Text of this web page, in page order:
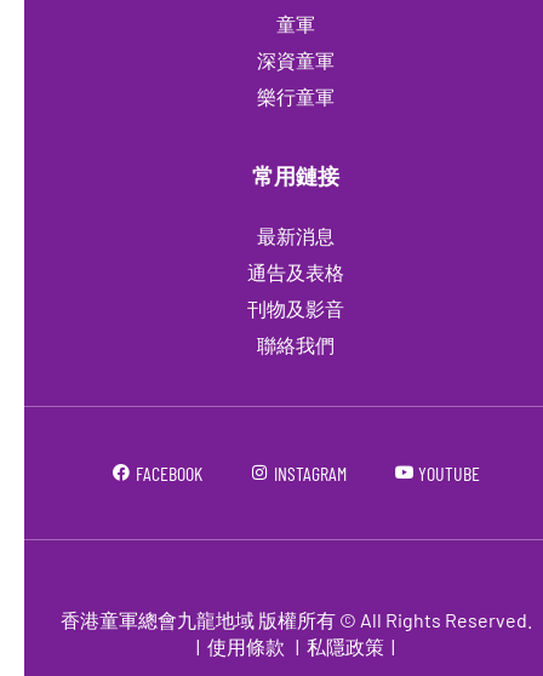
童軍
深資童軍
樂行童軍
常用鏈接
最新消息
通告及表格
刊物及影音
聯絡我們
FACEBOOK INSTAGRAM YOUTUBE
香港童軍總會九龍地域 版權所有 © All Rights Reserved.
| 使用條款 | 私隱政策 |